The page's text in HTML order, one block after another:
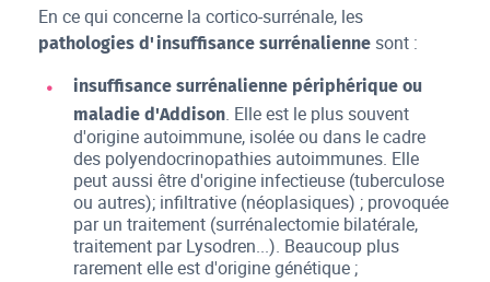
En ce qui concerne la cortico-surrénale, les
pathologies d'insuffisance surrénalienne sont :
insuffisance surrénalienne périphérique ou
maladie d'Addison. Elle est le plus souvent
d'origine autoimmune, isolée ou dans le cadre
des polyendocrinopathies autoimmunes. Elle
peut aussi être d'origine infectieuse (tuberculose
ou autres); infiltrative (néoplasiques) ; provoquée
par un traitement (surrénalectomie bilatérale,
traitement par Lysodren...). Beaucoup plus
rarement elle est d'origine génétique ;